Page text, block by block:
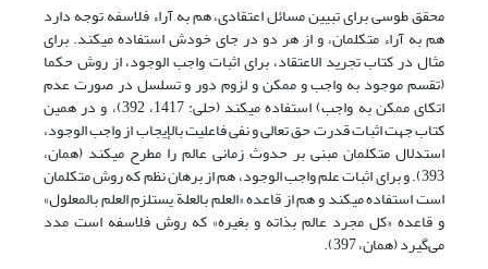
محقق طوسی برای تبیین مسائل اعتقادی، هم به آراء فلاسفه توجه دارد
هم به آراء متکلمان، و از هر دو در جای خودش استفاده می‎کند. برای
مثال در کتاب تجرید الاعتقاد، برای اثبات واجب الوجود، از روش حکما
(تقسم موجود به واجب و ممکن و لزوم دور و تسلسل در صورت عدم
اتکای ممکن به واجب) استفاده می‎کند (حلی: 1417، 392)، و در همین
کتاب جهت اثبات قدرت حق تعالی و نفی فاعلیت بالإیجاب از واجب الوجود،
استدلال متکلمان مبنی بر حدوث زمانی عالم را مطرح می‎کند (همان،
393). و برای اثبات علم واجب الوجود، هم از برهان نظم که روش متکلمان
است استفاده می‏کند و هم از قاعده «العلم بالعلة یستلزم العلم بالمعلول»
و قاعده «کل مجرد عالم بذاته و بغیره» که روش فلاسفه است مدد
می‌گیرد (همان، 397).